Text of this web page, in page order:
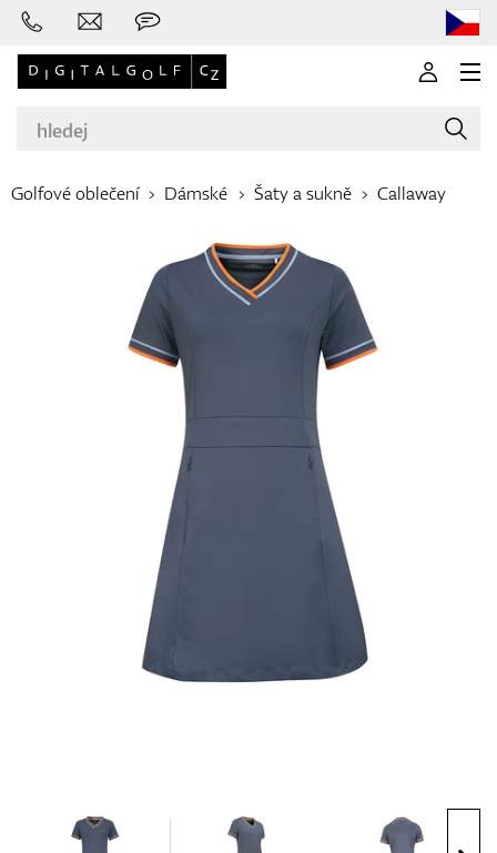
Značky
Oblečení
Golfové oblečení Dámské Šaty a sukně Callaway